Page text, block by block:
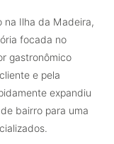
na Ilha da Madeira,
focada no
gastronômico
e pela
expandiu
bairro para uma